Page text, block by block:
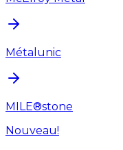
Métalunic
MILE®stone
Nouveau!